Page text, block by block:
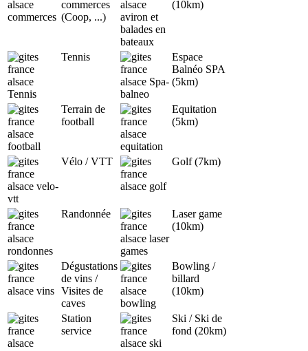
commerces
(Coop, ...)
(10km)
Tennis
Espace
Balnéo SPA
(5km)
Terrain de
football
Equitation
(5km)
Vélo / VTT Golf (7km)
Randonnée
Laser game
(10km)
Dégustations
de vins /
Visites de
caves
Bowling /
billard
(10km)
Station
service
Ski / Ski de
fond (20km)